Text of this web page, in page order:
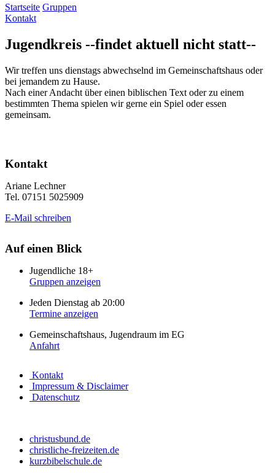
Startseite Gruppen
Kontakt
Jugendkreis --findet aktuell nicht statt--
Wir treffen uns dienstags abwechselnd im Gemeinschaftshaus oder
bei jemandem zu Hause.
Nach einer Andacht über einen biblischen Text oder zu einem
bestimmten Thema spielen wir gerne ein Spiel oder essen
gemeinsam.
Kontakt
Ariane Lechner
Tel. 07151 5025909
E-Mail schreiben
Auf einen Blick
Jugendliche 18+
Gruppen anzeigen
Jeden Dienstag ab 20:00
Termine anzeigen
Gemeinschaftshaus, Jugendraum im EG
Anfahrt
Kontakt
Impressum & Disclaimer
Datenschutz
christusbund.de
christliche-freizeiten.de
kurzbibelschule.de